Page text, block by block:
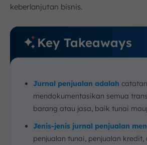
keberlanjutan bisnis.
Key Takeaways
Jurnal penjualan adalah
mendokumentasikan semua
barang atau jasa, baik tunai
Jenis-jenis jurnal penjualan
penjualan tunai, penjualan kredit,